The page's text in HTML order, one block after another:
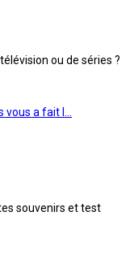
ou de séries ?
vous a fait l…
souvenirs et test